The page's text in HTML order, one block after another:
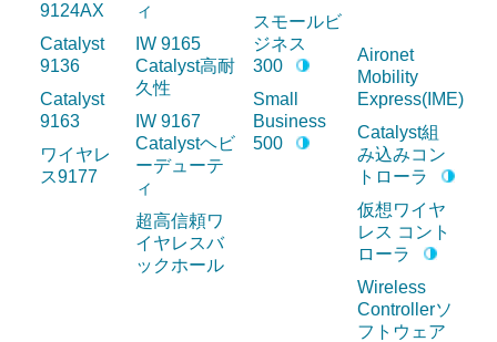
9124AX
Catalyst
9136
Catalyst
9163
ワイヤレ
ス9177
ィ
IW 9165
Catalyst高耐
久性
IW 9167
Catalystヘビ
ーデューテ
ィ
超高信頼ワ
イヤレスバ
ックホール
スモールビ
ジネス
300
Small
Business
500
Aironet
Mobility
Express(IME)
Catalyst組
み込みコン
トローラ
仮想ワイヤ
レス コント
ローラ
Wireless
Controllerソ
フトウェア